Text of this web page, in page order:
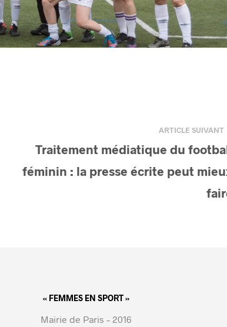
ARTICLE SUIVANT
Traitement médiatique du
féminin : la presse écrite peut
« FEMMES EN SPORT »
Mairie de Paris – 2016